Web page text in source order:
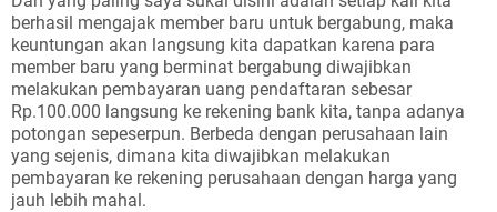
berhasil mengajak member baru untuk bergabung, maka
keuntungan akan langsung kita dapatkan karena para
member baru yang berminat bergabung diwajibkan
melakukan pembayaran uang pendaftaran sebesar
Rp.100.000 langsung ke rekening bank kita, tanpa adanya
potongan sepeserpun. Berbeda dengan perusahaan lain
yang sejenis, dimana kita diwajibkan melakukan
pembayaran ke rekening perusahaan dengan harga yang
jauh lebih mahal.